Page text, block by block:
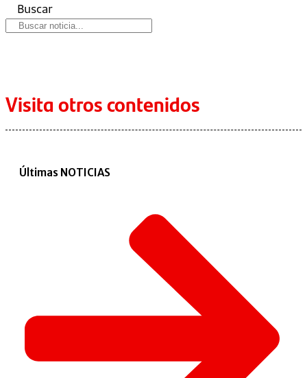
Buscar
Visita otros contenidos
Últimas NOTICIAS